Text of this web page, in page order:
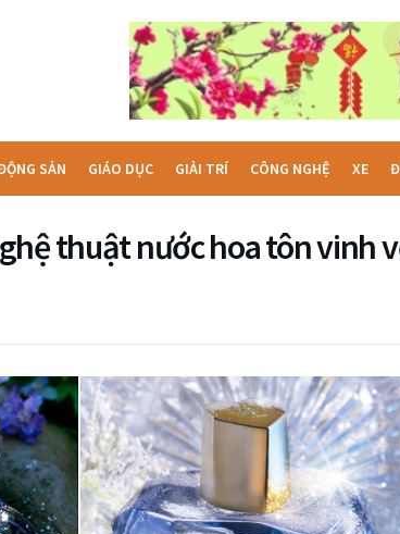
SẢN GIÁO DỤC GIẢI TRÍ CÔNG NGHỆ XE
thuật nước hoa tôn vinh